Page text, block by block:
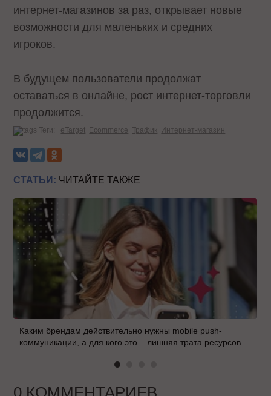
интернет-магазинов за раз, открывает новые
возможности для маленьких и средних
игроков.
В будущем пользователи продолжат
оставаться в онлайне, рост интернет-торговли
продолжится.
Теги: eTarget Ecommerce Трафик Интернет-магазин
СТАТЬИ: ЧИТАЙТЕ ТАКЖЕ
Каким брендам действительно нужны mobile push-
коммуникации, а для кого это – лишняя трата ресурсов